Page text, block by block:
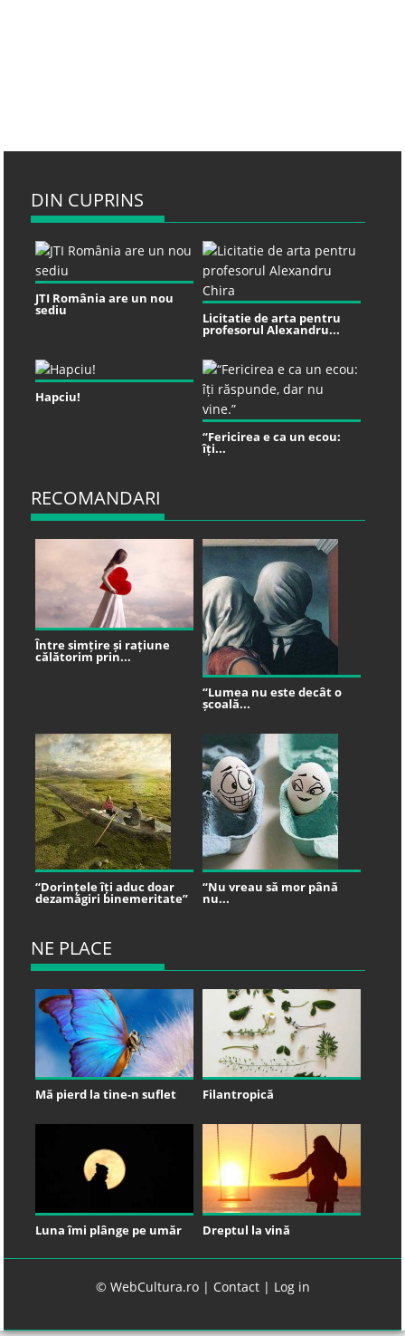
DIN CUPRINS
JTI România are un nou
sediu Licitatie de arta pentru
profesorul Alexandru...
Hapciu!
“Fericirea e ca un ecou:
îți...
RECOMANDARI
Între simțire și rațiune
călătorim prin...
“Lumea nu este decât o
școală...
“Dorințele îți aduc doar
dezamăgiri binemeritate”
“Nu vreau să mor până
nu...
NE PLACE
Mă pierd la tine-n suflet Filantropică
Luna îmi plânge pe umăr Dreptul la vină
© WebCultura.ro | Contact| Log in